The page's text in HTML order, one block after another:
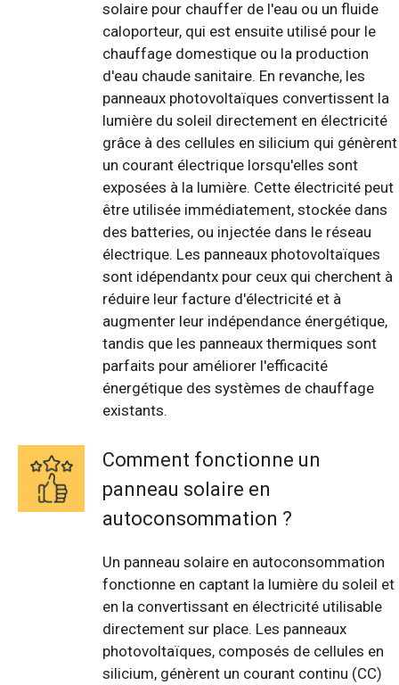
solaire pour chauffer de l'eau ou un fluide
caloporteur, qui est ensuite utilisé pour le
chauffage domestique ou la production
d'eau chaude sanitaire. En revanche, les
panneaux photovoltaïques convertissent la
lumière du soleil directement en électricité
grâce à des cellules en silicium qui génèrent
un courant électrique lorsqu'elles sont
exposées à la lumière. Cette électricité peut
être utilisée immédiatement, stockée dans
des batteries, ou injectée dans le réseau
électrique. Les panneaux photovoltaïques
sont idépendantx pour ceux qui cherchent à
réduire leur facture d'électricité et à
augmenter leur indépendance énergétique,
tandis que les panneaux thermiques sont
parfaits pour améliorer l'efficacité
énergétique des systèmes de chauffage
existants.
Comment fonctionne un
panneau solaire en
autoconsommation ?
Un panneau solaire en autoconsommation
fonctionne en captant la lumière du soleil et
en la convertissant en électricité utilisable
directement sur place. Les panneaux
photovoltaïques, composés de cellules en
silicium, génèrent un courant continu (CC)